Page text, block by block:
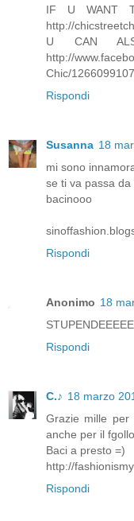
IF U WANT
http://
U CAN
http://
Chic/
Rispondi
Susanna 18
mi sono
se ti va passa
bacinooo
Rispondi
Anonimo 18
Rispondi
C.♪ 18 marzo
Grazie mille per
anche per il
Baci a presto =)
http://
Rispondi